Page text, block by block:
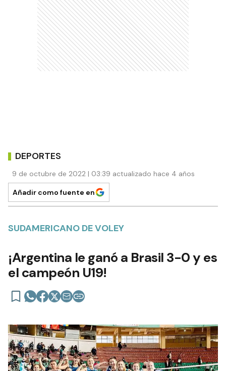
DEPORTES
9 de octubre de 2022 | 03:39 actualizado hace 4 años
Añadir como fuente en
SUDAMERICANO DE VOLEY
¡Argentina le ganó a Brasil 3-0 y es
el campeón U19!